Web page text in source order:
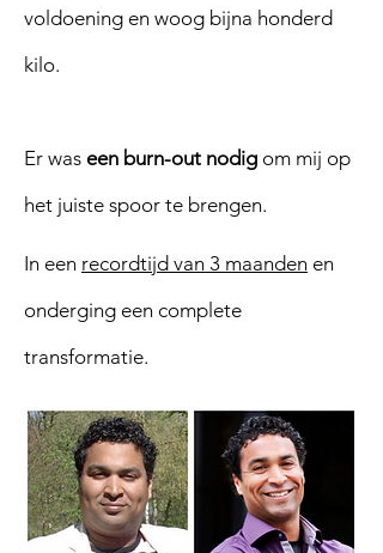
voldoening en woog bijna honderd
kilo.
​Er was een burn-out nodig om mij op
het juiste spoor te brengen.
In een recordtijd van 3 maanden en
onderging een complete
transformatie.